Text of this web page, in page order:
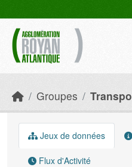
Groupes
Jeux de données
Flux d'Activité